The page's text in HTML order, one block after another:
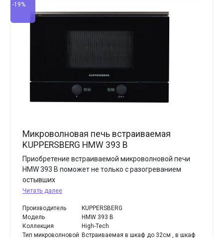
-19%
Микроволновая печь встраиваемая
KUPPERSBERG HMW 393 B
Приобретение встраиваемой микроволновой печи
HMW 393 B поможет не только с разогреванием
остывших
Читать далее
Производитель
KUPPERSBERG
Модель
HMW 393 B
Коллекция
High-Tech
Тип микроволновой Встраиваемая в шкаф до 32см , в шкаф